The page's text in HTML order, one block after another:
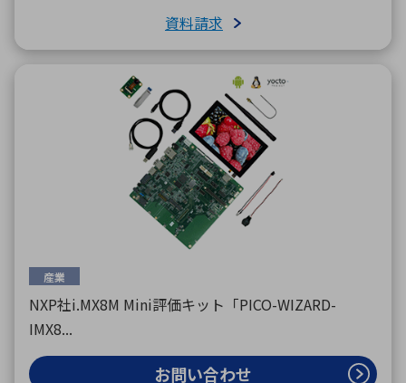
資料請求
産業
NXP社i.MX8M Mini評価キット「PICO-WIZARD-
IMX8...
お問い合わせ